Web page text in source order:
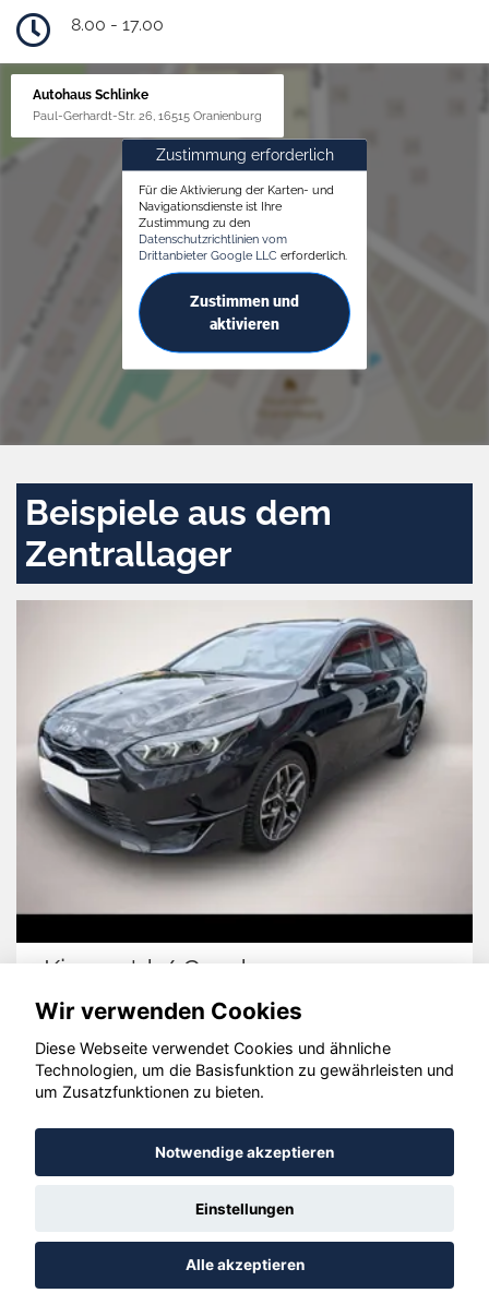
8.00 - 17.00
Autohaus Schlinke
Paul-Gerhardt-Str. 26, 16515 Oranienburg
Zustimmung erforderlich
Für die Aktivierung der Karten- und
Navigationsdienste ist Ihre
Zustimmung zu den
Datenschutzrichtlinien vom
Drittanbieter Google LLC erforderlich.
Zustimmen und
aktivieren
Beispiele aus dem
Zentrallager
Hyundai TUCSON
© konjunkturmotor.de GmbH 2020 - 2026
Wir verwenden Cookies
Diese Webseite verwendet Cookies und ähnliche
Technologien, um die Basisfunktion zu gewährleisten und
um Zusatzfunktionen zu bieten.
Notwendige akzeptieren
Einstellungen
Alle akzeptieren